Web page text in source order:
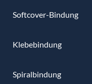
Softcover-Bindung
Klebebindung
Spiralbindung